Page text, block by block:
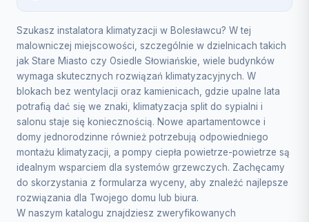
Szukasz instalatora klimatyzacji w Bolesławcu? W tej
malowniczej miejscowości, szczególnie w dzielnicach takich
jak Stare Miasto czy Osiedle Słowiańskie, wiele budynków
wymaga skutecznych rozwiązań klimatyzacyjnych. W
blokach bez wentylacji oraz kamienicach, gdzie upalne lata
potrafią dać się we znaki, klimatyzacja split do sypialni i
salonu staje się koniecznością. Nowe apartamentowce i
domy jednorodzinne również potrzebują odpowiedniego
montażu klimatyzacji, a pompy ciepła powietrze-powietrze są
idealnym wsparciem dla systemów grzewczych. Zachęcamy
do skorzystania z formularza wyceny, aby znaleźć najlepsze
rozwiązania dla Twojego domu lub biura.
W naszym katalogu znajdziesz zweryfikowanych